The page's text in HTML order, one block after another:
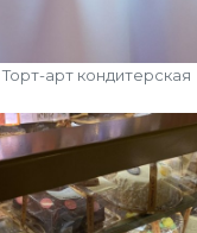
Торт-арт кондитерская